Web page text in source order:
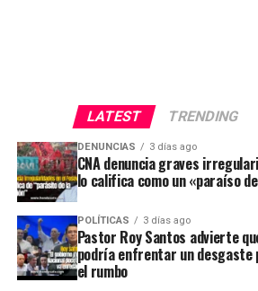
LATEST TRENDING
DENUNCIAS 3 días ago
CNA denuncia graves
lo califica como un «paraíso
POLÍTICAS 3 días ago
Pastor Roy Santos advierte
podría enfrentar un
el rumbo